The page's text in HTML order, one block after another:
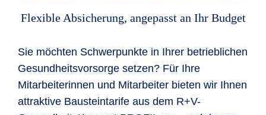
Von den 600 EUR Jahresbudget bleibt nach
etwas übrig.
Flexible Absicherung, angepasst an Ihr Budget
Sie möchten Schwerpunkte in Ihrer betrieblichen
Gesundheitsvorsorge setzen? Für Ihre
Mitarbeiterinnen und Mitarbeiter bieten wir Ihnen
attraktive Bausteintarife aus dem R+V-